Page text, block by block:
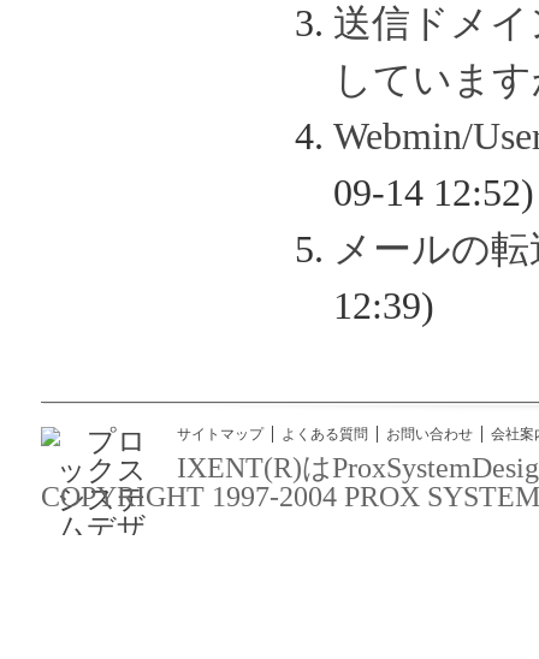
送信ドメイ
していま
Webmin/
09-14 12:52)
メールの
12:39)
サイトマップ よくある質問 お問い合わせ 会社案
IXENT(R)は
COPYRIGHT 1997-2004 PROX